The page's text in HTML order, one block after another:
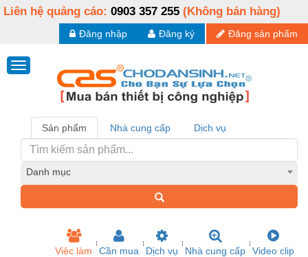
Liên hệ quảng cáo: 0903 357 255 (Không bán hàng)
Đăng sản phẩm
Đăng ký
Đăng nhập
Sản phẩm Nhà cung cấp Dịch vụ
Danh mục
Việc làm Cần mua Dịch vụ Nhà cung cấp Video clip